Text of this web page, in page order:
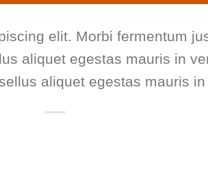
elit. Morbi fermentum
aliquet egestas mauris in
aliquet egestas mauris